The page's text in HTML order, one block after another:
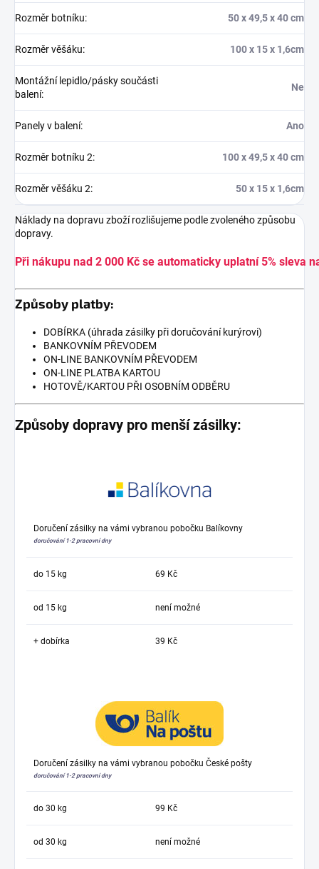
Rozměr botníku: 50 x 49,5 x 40 cm
Rozměr věšáku: 100 x 15 x 1,6cm
Montážní lepidlo/pásky součásti
balení:
Ne
Panely v balení: Ano
Rozměr botníku 2: 100 x 49,5 x 40 cm
Rozměr věšáku 2: 50 x 15 x 1,6cm
Náklady na dopravu zboží rozlišujeme podle zvoleného způsobu
dopravy.
Při nákupu nad 2 000 Kč se automaticky uplatní 5% sleva
Způsoby platby:
DOBÍRKA (úhrada zásilky při doručování kurýrovi)
BANKOVNÍM PŘEVODEM
ON-LINE BANKOVNÍM PŘEVODEM
ON-LINE PLATBA KARTOU
HOTOVĚ/KARTOU PŘI OSOBNÍM ODBĚRU
Způsoby dopravy pro menší zásilky:
Doručení zásilky na vámi vybranou pobočku Balíkovny
doručování 1-2 pracovní dny
do 15 kg 69 Kč
od 15 kg není možné
+ dobírka 39 Kč
Doručení zásilky na vámi vybranou pobočku České pošty
doručování 1-2 pracovní dny
do 30 kg 99 Kč
od 30 kg není možné